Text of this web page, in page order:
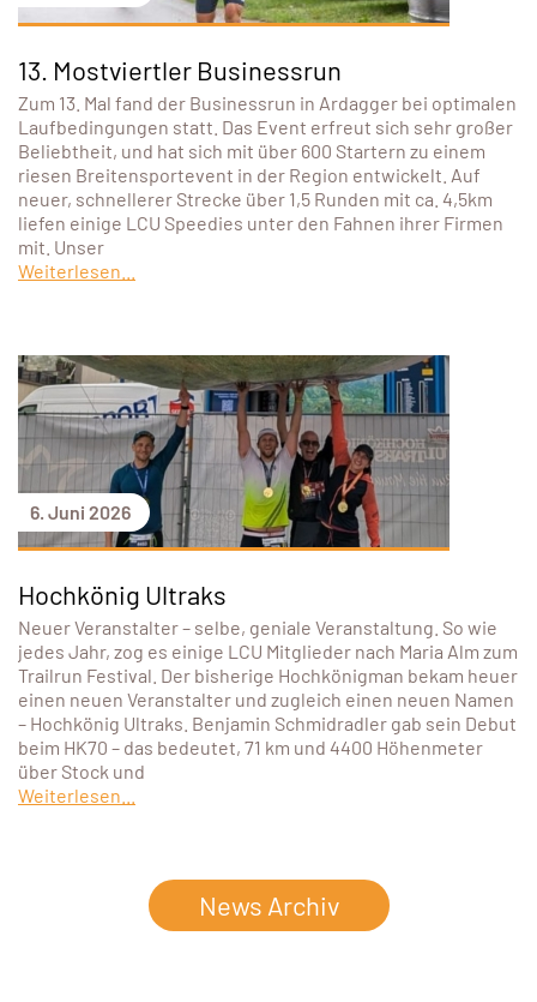
13. Mostviertler Businessrun
Zum 13. Mal fand der Businessrun in Ardagger bei optimalen
Laufbedingungen statt. Das Event erfreut sich sehr großer
Beliebtheit, und hat sich mit über 600 Startern zu einem
riesen Breitensportevent in der Region entwickelt. Auf
neuer, schnellerer Strecke über 1,5 Runden mit ca. 4,5km
liefen einige LCU Speedies unter den Fahnen ihrer Firmen
mit. Unser
Weiterlesen...
6. Juni 2026
Hochkönig Ultraks
Neuer Veranstalter – selbe, geniale Veranstaltung. So wie
jedes Jahr, zog es einige LCU Mitglieder nach Maria Alm zum
Trailrun Festival. Der bisherige Hochkönigman bekam heuer
einen neuen Veranstalter und zugleich einen neuen Namen
– Hochkönig Ultraks. Benjamin Schmidradler gab sein Debut
beim HK70 – das bedeutet, 71 km und 4400 Höhenmeter
über Stock und
Weiterlesen...
News Archiv